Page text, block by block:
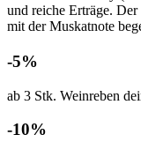
und reiche Erträge.
mit der Muskatnote
-5%
ab 3 Stk. Weinreben
-10%